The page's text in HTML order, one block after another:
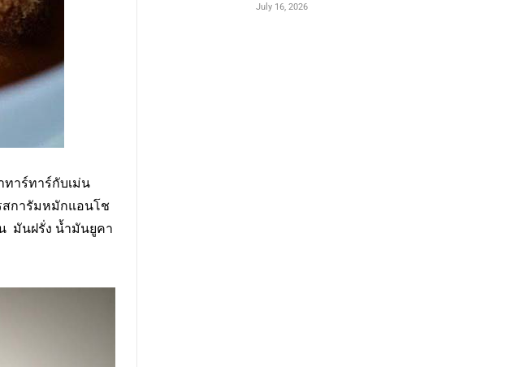
าร์ทาร์กับเม่น
สการัมหมักแอนโช
มันฝรั่ง น้ำมันยูคา
July 16, 2026